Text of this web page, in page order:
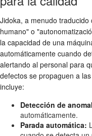
Jidoka, a menudo
humano" o
la capacidad de una
automáticamente cuando
alertando al personal para
defectos se propaguen a
incluye:
Detección de
automáticamente.
Parada automática: